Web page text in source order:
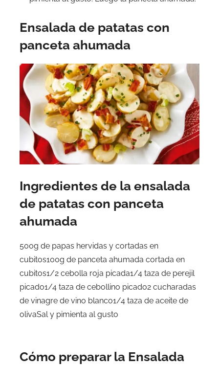
Ensalada de patatas con
panceta ahumada
Ingredientes de la ensalada
de patatas con panceta
ahumada
500g de papas hervidas y cortadas en
cubitos100g de panceta ahumada cortada en
cubitos1/2 cebolla roja picada1/4 taza de perejil
picado1/4 taza de cebollino picado2 cucharadas
de vinagre de vino blanco1/4 taza de aceite de
olivaSal y pimienta al gusto
Cómo preparar la Ensalada